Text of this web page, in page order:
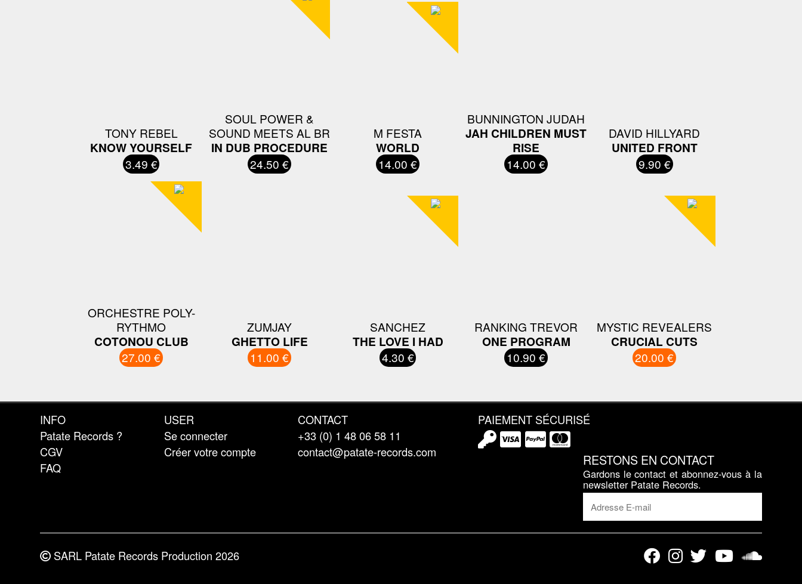
TONY REBEL
KNOW YOURSELF
3.49 €
SOUL POWER &
SOUND MEETS AL BR
IN DUB PROCEDURE
24.50 €
M FESTA
WORLD
14.00 €
BUNNINGTON JUDAH
JAH CHILDREN MUST
RISE
14.00 €
DAVID HILLYARD
UNITED FRONT
9.90 €
ORCHESTRE POLY-
RYTHMO
COTONOU CLUB
27.00 €
ZUMJAY
GHETTO LIFE
11.00 €
SANCHEZ
THE LOVE I HAD
4.30 €
RANKING TREVOR
ONE PROGRAM
10.90 €
MYSTIC REVEALERS
CRUCIAL CUTS
20.00 €
INFO
Patate Records ?
CGV
FAQ
USER
Se connecter
Créer votre compte
CONTACT
+33 (0) 1 48 06 58 11
contact@patate-records.com
PAIEMENT SÉCURISÉ
RESTONS EN CONTACT
Gardons le contact et abonnez-vous à la
newsletter Patate Records.
SARL Patate Records Production 2026